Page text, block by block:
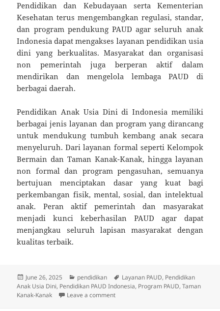
Pendidikan dan Kebudayaan serta Kementerian
Kesehatan terus mengembangkan regulasi, standar,
dan program pendukung PAUD agar seluruh anak
Indonesia dapat mengakses layanan pendidikan usia
dini yang berkualitas. Masyarakat dan organisasi
non pemerintah juga berperan aktif dalam
mendirikan dan mengelola lembaga PAUD di
berbagai daerah.
Pendidikan Anak Usia Dini di Indonesia memiliki
berbagai jenis layanan dan program yang dirancang
untuk mendukung tumbuh kembang anak secara
menyeluruh. Dari layanan formal seperti Kelompok
Bermain dan Taman Kanak-Kanak, hingga layanan
non formal dan program pengasuhan, semuanya
bertujuan menciptakan dasar yang kuat bagi
perkembangan fisik, mental, sosial, dan intelektual
anak. Peran aktif pemerintah dan masyarakat
menjadi kunci keberhasilan PAUD agar dapat
menjangkau seluruh lapisan masyarakat dengan
kualitas terbaik.
Posted
on
June 26, 2025 Categories
pendidikan Tags
Layanan PAUD, Pendidikan
Anak Usia Dini, Pendidikan PAUD Indonesia, Program PAUD,Taman
Kanak-Kanak
Leave a commenton Jenis Layanan dan Program